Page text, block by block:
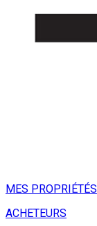
MES PROPRIÉTÉS
ACHETEURS